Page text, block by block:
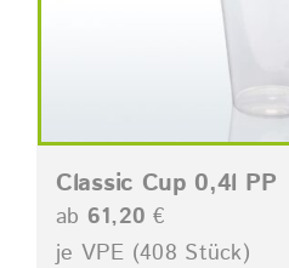
Classic Cup 0,4l PP
ab 61,20 €
je VPE (408 Stück)